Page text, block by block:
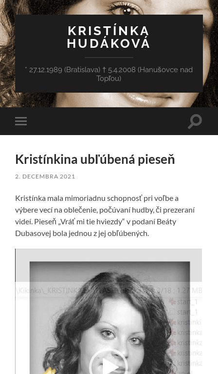
KRISTÍNKA
HUDÁKOVÁ
* 27.12.1989 (Bratislava) † 5.4.2008 (Hanušovce nad
Topľou)
Toggle
mobile
Toggle
Kristínkina ubľúbená pieseň
2. DECEMBRA 2021
Kristínka mala mimoriadnu schopnosť pri voľbe a
výbere vecí na oblečenie, počúvaní hudby, či prezeraní
videí. Pieseň „Vráť mi tie hviezdy“ v podaní Beáty
Dubasovej bola jednou z jej obľúbených.
prehrávač